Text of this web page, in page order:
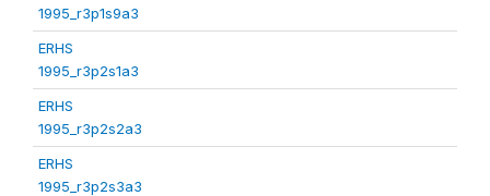
1995_r3p1s9a3
ERHS
1995_r3p2s1a3
ERHS
1995_r3p2s2a3
ERHS
1995_r3p2s3a3